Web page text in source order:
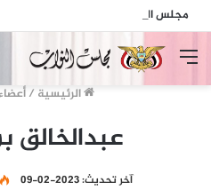
القائمة
الرئيسية /
آخر تحديث: 2023-02-09